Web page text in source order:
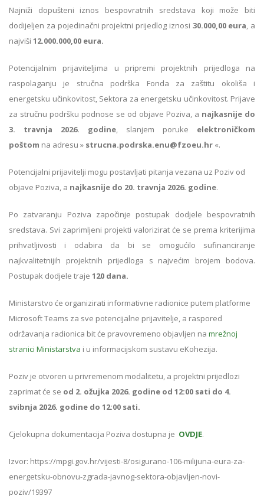
Najniži dopušteni iznos bespovratnih sredstava koji može biti
dodijeljen za pojedinačni projektni prijedlog iznosi 30.000,00 eura , a
najviši 12.000.000,00 eura.
Potencijalnim prijaviteljima u pripremi projektnih prijedloga na
raspolaganju je stručna podrška Fonda za zaštitu okoliša i
energetsku učinkovitost, Sektora za energetsku učinkovitost. Prijave
za stručnu podršku podnose se od objave Poziva, a najkasnije do
3. travnja 2026. godine , slanjem poruke elektroničkom
poštom na adresu » strucna.podrska.enu@fzoeu.hr «​.
Potencijalni prijavitelji mogu postavljati pitanja vezana uz Poziv od
objave Poziva, a najkasnije do 20. travnja 2026. godine.
Po zatvaranju Poziva započinje postupak dodjele bespovratnih
sredstava. Svi zaprimljeni projekti valorizirat će se prema kriterijima
prihvatljivosti i odabira da bi se omogućilo sufinanciranje
najkvalitetnijih projektnih prijedloga s najvećim brojem bodova.
Postupak dodjele traje 120 dana.
Ministarstvo će organizirati informativne radionice putem platforme
Microsoft Teams za sve potencijalne prijavitelje, a raspored
održavanja radionica bit će pravovremeno objavljen na mrežnoj
stranici Ministarstva i u informacijskom sustavu eKohezija.
Poziv je otvoren u privremenom modalitetu, a projektni prijedlozi
zaprimat će se od 2. ožujka 2026. godine od 12:00 sati do 4.
svibnja 2026. godine do 12:00 sati.
Cjelokupna dokumentacija Poziva dostupna je OVDJE.
Izvor: https://mpgi.gov.hr/vijesti-8/osigurano-106-milijuna-eura-za-
energetsku-obnovu-zgrada-javnog-sektora-objavljen-novi-
poziv/19397